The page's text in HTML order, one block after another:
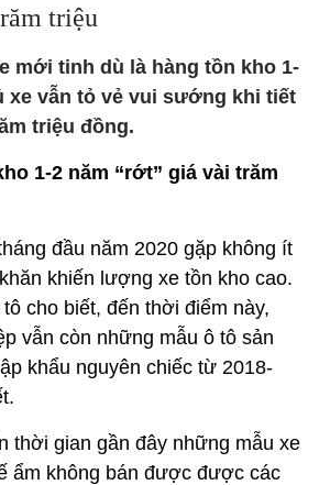
triệu
mới tinh dù là hàng tồn kho 1-
xe vẫn tỏ vẻ vui sướng khi tiết
triệu đồng.
1-2 năm “rớt” giá vài trăm
đầu năm 2020 gặp không ít
khiến lượng xe tồn kho cao.
cho biết, đến thời điểm này,
vẫn còn những mẫu ô tô sản
khẩu nguyên chiếc từ 2018-
thời gian gần đây những mẫu xe
ẩm không bán được được các